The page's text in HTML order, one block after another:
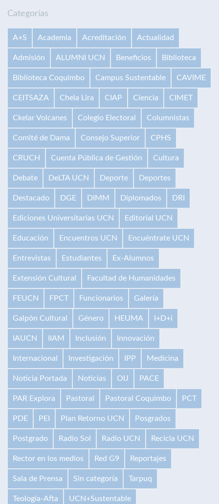
Categorías
A+S Academia Acreditación Actualidad
Admisión ALUMNI UCN Beneficios Biblioteca
Biblioteca Coquimbo Campus Sustentable CAVIME
CEITSAZA Chela Lira CIAP Ciencia CIMET
Ckelar Volcanes Colegio Electoral Columnistas
Comité de Dama Consejo Superior CPHS
CRUCH Cuenta Pública de Gestión Cultura
Debate DeLTA UCN Deporte Deportes
Destacado DGE DIMM Diplomados DRI
Ediciones Universitarias UCN Editorial UCN
Educación Encuentros UCN Encuéntrate UCN
Entrevistas Estudiantes Ex-Alumnos
Extensión Cultural Facultad de Humanidades
FEUCN FPCT Funcionarios Galería
Galpón Cultural Género HEUMA I+D+i
IAUCN IIAM Inclusión Innovación
Internacional Investigación IPP Medicina
Noticia Portada Noticias OIJ PACE
PAR Explora Pastoral Pastoral Coquimbo PCT
PDE PEI Plan Retorno UCN Posgrados
Postgrado Radio Sol Radio UCN Recicla UCN
Rector en los medios Red G9 Reportajes
Sala de Prensa Sin categoría Tarpuq
Teología-Afta UCN+Sustentable